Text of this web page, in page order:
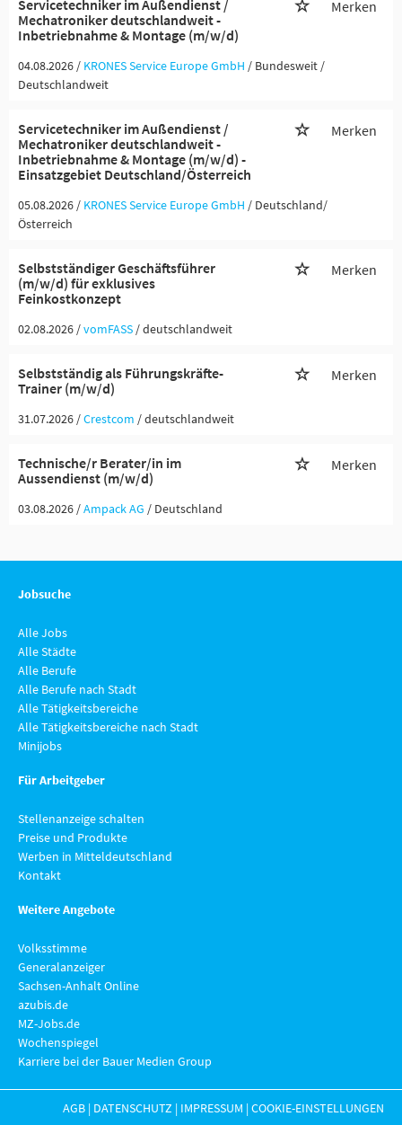
Servicetechniker im Außendienst /
Mechatroniker deutschlandweit -
Inbetriebnahme & Montage (m/w/d)
Merken
04.08.2026 / KRONES Service Europe GmbH / Bundesweit /
Deutschlandweit
Servicetechniker im Außendienst /
Mechatroniker deutschlandweit -
Inbetriebnahme & Montage (m/w/d) -
Einsatzgebiet Deutschland/Österreich
Merken
05.08.2026 / KRONES Service Europe GmbH / Deutschland/
Österreich
Selbstständiger Geschäftsführer
(m/w/d) für exklusives
Feinkostkonzept
Merken
02.08.2026 /vomFASS / deutschlandweit
Selbstständig als Führungskräfte-
Trainer (m/w/d)
Merken
31.07.2026 /Crestcom / deutschlandweit
Technische/r Berater/in im
Aussendienst (m/w/d)
Merken
03.08.2026 /Ampack AG / Deutschland
Jobsuche
Alle Jobs
Alle Städte
Alle Berufe
Alle Berufe nach Stadt
Alle Tätigkeitsbereiche
Alle Tätigkeitsbereiche nach Stadt
Minijobs
Für Arbeitgeber
Stellenanzeige schalten
Preise und Produkte
Werben in Mitteldeutschland
Kontakt
Weitere Angebote
Volksstimme
Generalanzeiger
Sachsen-Anhalt Online
azubis.de
MZ-Jobs.de
Wochenspiegel
Karriere bei der Bauer Medien Group
AGB | DATENSCHUTZ | IMPRESSUM |COOKIE-EINSTELLUNGEN